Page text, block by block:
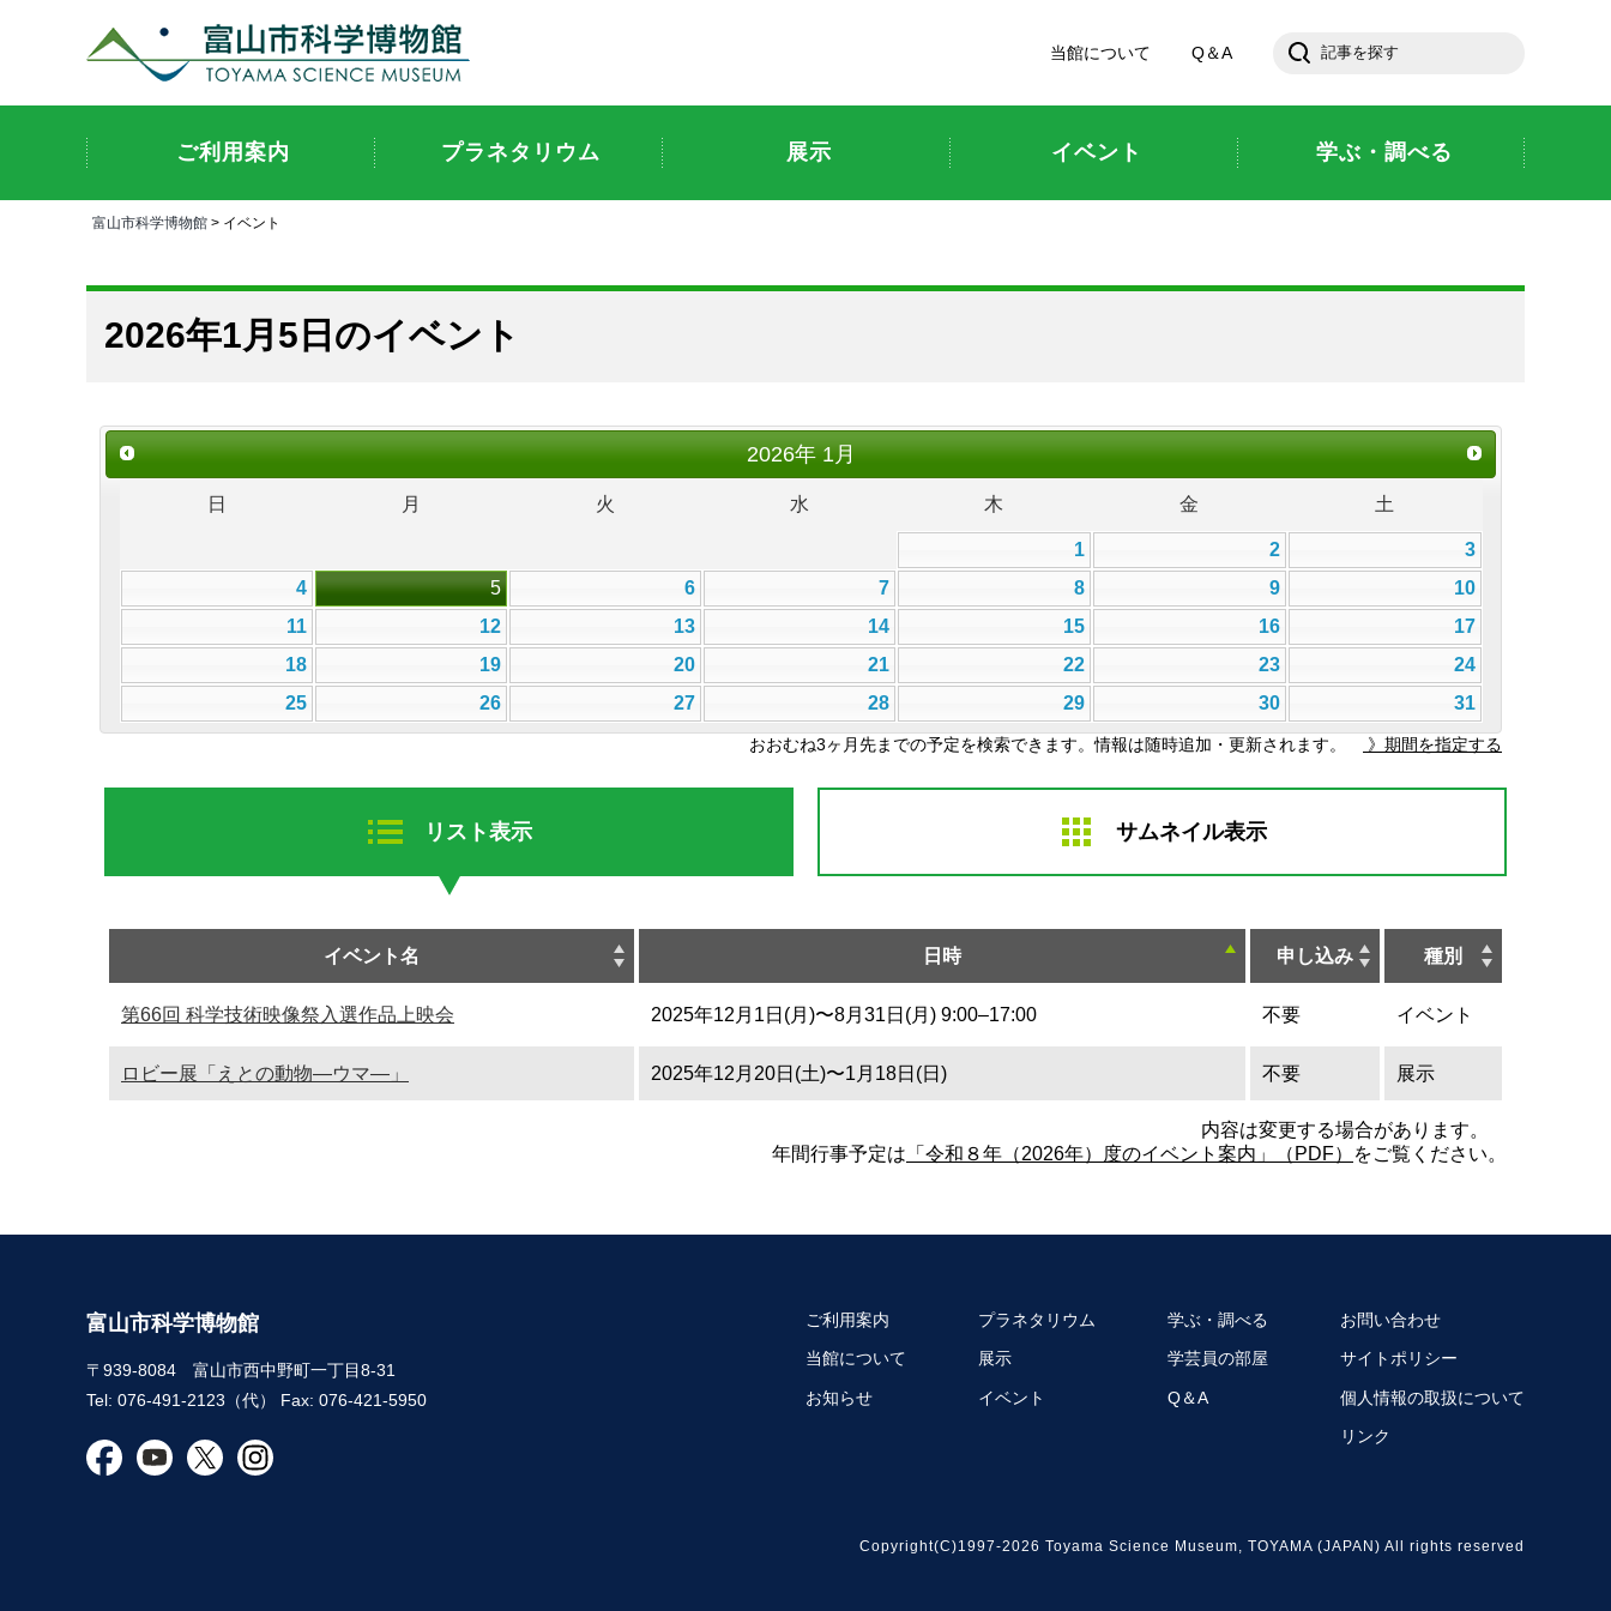
当館について
Q＆A
ご利用案内 プラネタリウム 展示 イベント 学ぶ・調べる
富山市科学博物館 > イベント
2026年1月5日のイベント
2026年1月
日 月 火 水 木 金 土
1 2
3
4
5 6 7 8 9
10
11
12 13 14 15 16
17
18
19 20 21 22 23
24
25
26 27 28 29 30 31
おおむね3ヶ月先までの予定を検索できます。情報は随時追加・更新されます。 》期間を指定する
リスト表示 サムネイル表示
イベント名 日時 申し込み 種別
第66回 科学技術映像祭入選作品上映会 2025年12月1日(月)〜8月31日(月) 9:00–17:00 不要 イベント
ロビー展「えとの動物―ウマ―」 2025年12月20日(土)〜1月18日(日) 不要 展示
内容は変更する場合があります。
年間行事予定は 「令和８年（2026年）度のイベント案内」（PDF） をご覧ください。
富山市科学博物館
〒939-8084 富山市西中野町一丁目8-31
Tel: 076-491-2123（代） Fax: 076-421-5950
ご利用案内
当館について
お知らせ
プラネタリウム
展示
イベント
学ぶ・調べる
学芸員の部屋
Q＆A
お問い合わせ
サイトポリシー
個人情報の取扱について
リンク
Copyright(C)1997-2026 Toyama Science Museum, TOYAMA (JAPAN) All rights reserved